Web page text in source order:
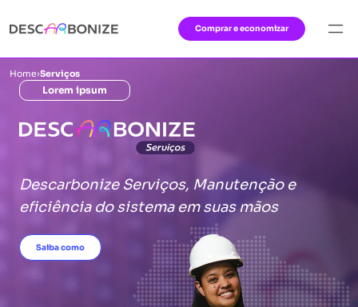
Comprar e economizar
Home›Serviços
Lorem ipsum
Descarbonize Serviços, Manutenção e
eficiência do sistema em suas mãos
Saiba como